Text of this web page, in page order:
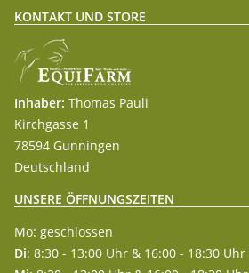
KONTAKT UND STORE
Inhaber: Thomas Pauli
Kirchgasse 1
78594 Gunningen
Deutschland
UNSERE ÖFFNUNGSZEITEN
Mo: geschlossen
Di: 8:30 - 13:00 Uhr & 16:00 - 18:30 Uhr